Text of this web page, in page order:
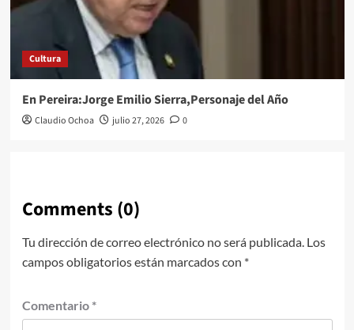
Cultura
En Pereira:Jorge Emilio Sierra,Personaje del Año
Claudio Ochoa julio 27, 2026 0
Comments (0)
Tu dirección de correo electrónico no será publicada. Los
campos obligatorios están marcados con *
Comentario *